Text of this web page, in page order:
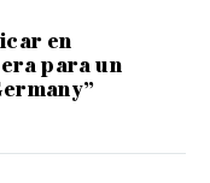
en
para un